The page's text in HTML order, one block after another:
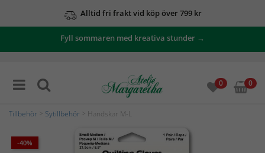
Alltid fri frakt vid köp över 799 kr
Fyll sommaren med kreativa stunder →
0 0
Tillbehör Sytillbehör > Handskar M-L
-40%